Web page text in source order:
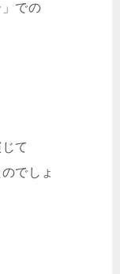
での
て
でしょ